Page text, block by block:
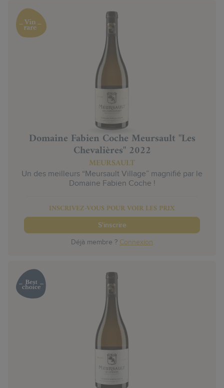
Domaine Fabien Coche Meursault "Les
Chevalières" 2022
MEURSAULT
Un des meilleurs “Meursault Village” magnifié par le
Domaine Fabien Coche !
INSCRIVEZ-VOUS POUR VOIR LES PRIX
S'inscrire
Déjà membre ? Connexion